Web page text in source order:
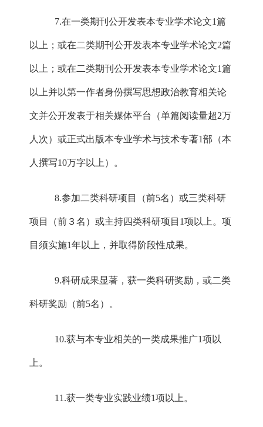
7.在一类期刊公开发表本专业学术论文1篇
以上；或在二类期刊公开发表本专业学术论文2篇
以上；或在二类期刊公开发表本专业学术论文1篇
以上并以第一作者身份撰写思想政治教育相关论
文并公开发表于相关媒体平台（单篇阅读量超2万
人次）或正式出版本专业学术与技术专著1部（本
人撰写10万字以上）。
8.参加二类科研项目（前5名）或三类科研
项目（前３名）或主持四类科研项目1项以上。项
目须实施1年以上，并取得阶段性成果。
9.科研成果显著，获一类科研奖励，或二类
科研奖励（前5名）。
10.获与本专业相关的一类成果推广1项以
上。
11.获一类专业实践业绩1项以上。